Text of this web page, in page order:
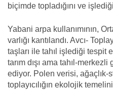
biçimde topladığını ve
Yabani arpa kullanımının,
varlığı kantılandı. Avcı-
taşları ile tahıl işlediği
tarım dışı ama tahıl-
ediyor. Polen verisi,
toplayıcılığın ekolojik